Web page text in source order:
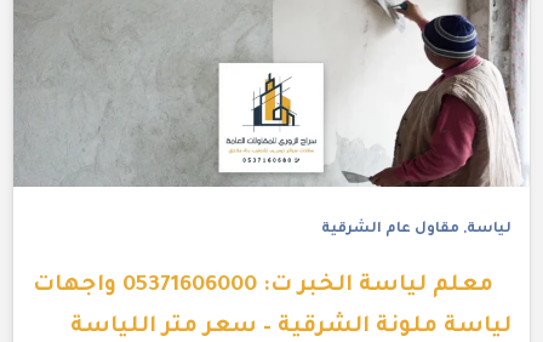
لياسة, مقاول عام الشرقية
معلم لياسة الخبر ت: 05371606000 واجهات
لياسة ملونة الشرقية – سعر متر اللياسة